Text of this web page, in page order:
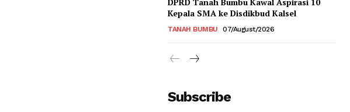
Kepala SMA ke Disdikbud Kalsel
TANAH BUMBU 07/August/2026
Subscribe